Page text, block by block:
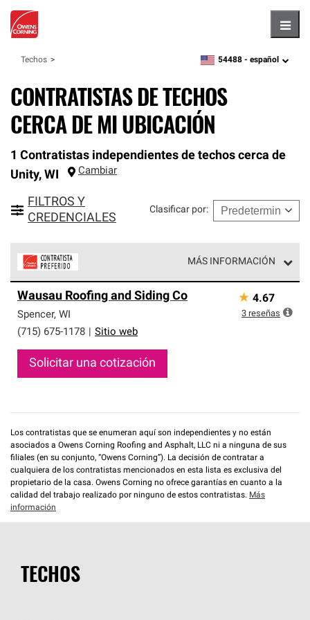
Techos zipcode,language
54488 - español
CONTRATISTAS DE TECHOS
CERCA DE MI UBICACIÓN
1 Contratistas independientes de techos cerca de
Unity, WI Cambiar
FILTROS Y
CREDENCIALES
Clasificar por:
MÁS INFORMACIÓN
parte de una red exclusiva de profesionales de techos
que cumplen con altos estándares y requisitos estrictos
de profesionalismo y confiabilidad.
Wausau Roofing and Siding Co
Spencer, WI
(715) 675-1178
Sitio web
Solicitar una cotización
★ 4.67
3 reseñas
Los contratistas que se enumeran aquí son independientes y no están
asociados a Owens Corning Roofing and Asphalt, LLC ni a ninguna de sus
filiales (en su conjunto, “Owens Corning”). La decisión de contratar a
cualquiera de los contratistas mencionados en esta lista es exclusiva del
propietario de la casa. Owens Corning no ofrece garantías en cuanto a la
calidad del trabajo realizado por ninguno de estos contratistas. Más
información
TECHOS